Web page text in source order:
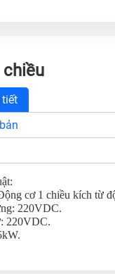
tiết
cơ 1 chiều kích từ
220VDC.
220VDC.